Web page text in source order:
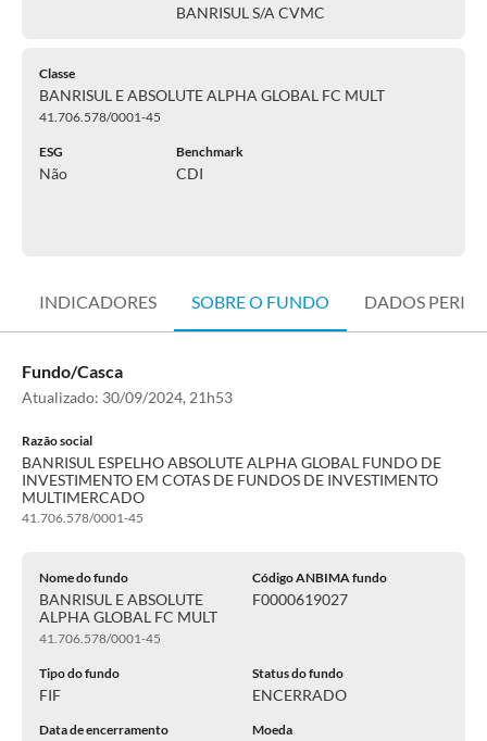
BANRISUL S/A CVMC
Classe
BANRISUL E ABSOLUTE ALPHA GLOBAL FC MULT
41.706.578/0001-45
ESG
Não
Benchmark
CDI
INDICADORES SOBRE O FUNDO DADOS
Fundo/Casca
Atualizado: 30/09/2024, 21h53
Razão social
BANRISUL ESPELHO ABSOLUTE ALPHA GLOBAL FUNDO DE
INVESTIMENTO EM COTAS DE FUNDOS DE INVESTIMENTO
MULTIMERCADO
41.706.578/0001-45
Nome do fundo
BANRISUL E ABSOLUTE
ALPHA GLOBAL FC MULT
41.706.578/0001-45
Código ANBIMA fundo
F0000619027
Tipo do fundo
FIF
Status do fundo
ENCERRADO
Data de encerramento Moeda